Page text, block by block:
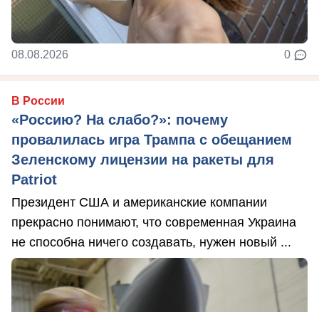
08.08.2026 0
В России
«Россию? На слабо?»: почему
провалилась игра Трампа с обещанием
Зеленскому лицензии на ракеты для
Patriot
Президент США и американские компании
прекрасно понимают, что современная Украина
не способна ничего создавать, нужен новый ...